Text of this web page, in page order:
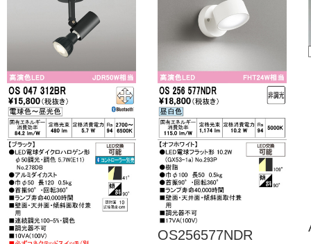
OS256577NDR